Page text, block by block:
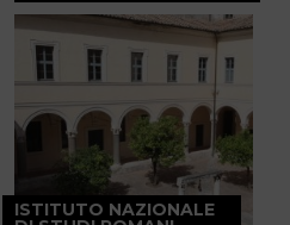
ISTITUTO NAZIONALE